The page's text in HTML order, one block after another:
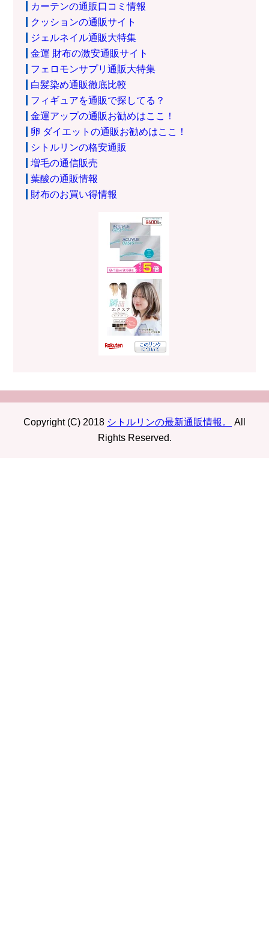
カーテンの通販口コミ情報
クッションの通販サイト
ジェルネイル通販大特集
金運 財布の激安通販サイト
フェロモンサプリ通販大特集
白髪染め通販徹底比較
フィギュアを通販で探してる？
金運アップの通販お勧めはここ！
卵 ダイエットの通販お勧めはここ！
シトルリンの格安通販
増毛の通信販売
葉酸の通販情報
財布のお買い得情報
Copyright (C) 2018 シトルリンの最新通販情報。
All
Rights Reserved.